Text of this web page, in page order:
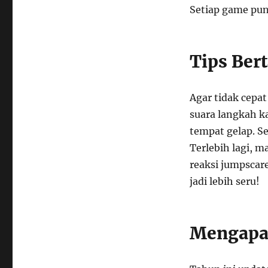
Setiap game
Tips
Agar tidak
suara langkah
tempat gelap.
Terlebih lagi,
reaksi
jadi lebih seru!